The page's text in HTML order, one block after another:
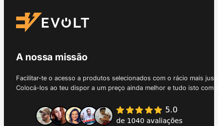
A nossa missão
Facilitar-te o acesso a produtos selecionados com o rácio mais
Colocá-los ao teu dispor a um preço ainda melhor e tudo isto